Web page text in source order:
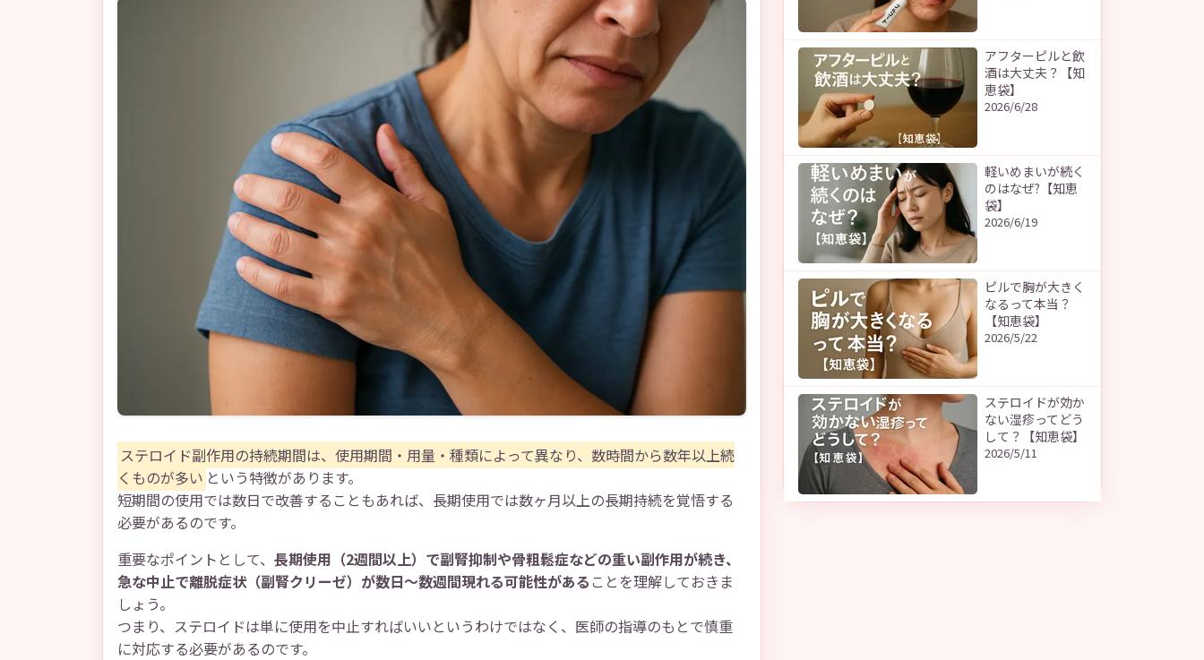
ステロイド副作用の持続期間は、使用期間・用量・種類によって異なり、数時間から数年以上続
くものが多い という特徴があります。
短期間の使用では数日で改善することもあれば、長期使用では数ヶ月以上の長期持続を覚悟する
必要があるのです。
重要なポイントとして、 長期使用（2週間以上）で副腎抑制や骨粗鬆症などの重い副作用が続き、
急な中止で離脱症状（副腎クリーゼ）が数日～数週間現れる可能性がある ことを理解しておきま
しょう。
つまり、ステロイドは単に使用を中止すればいいというわけではなく、医師の指導のもとで慎重
に対応する必要があるのです。
アフターピルと飲
酒は大丈夫？【知
恵袋】
2026/6/28
軽いめまいが続く
のはなぜ?【知恵
袋】
2026/6/19
ピルで胸が大きく
なるって本当？
【知恵袋】
2026/5/22
ステロイドが効か
ない湿疹ってどう
して？【知恵袋】
2026/5/11